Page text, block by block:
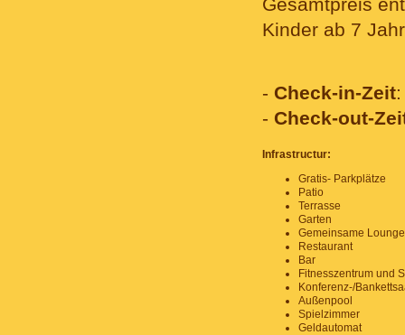
Kinder ab 7
- Check-in-Zeit
- Check-out-
Infrastructur:
Gratis- Parkplätze
Patio
Terrasse
Garten
Gemeinsame Lounge
Restaurant
Bar
Fitnesszentrum und
Konferenz-/
Außenpool
Spielzimmer
Geldautomat